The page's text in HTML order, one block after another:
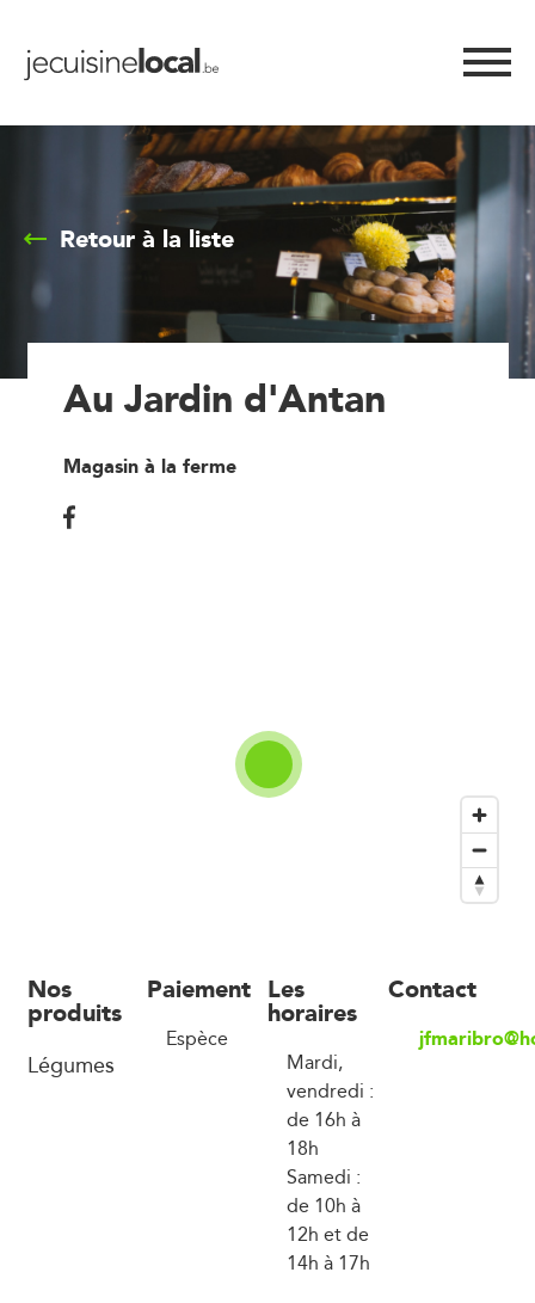
Retour à la liste
Au Jardin d'Antan
Magasin à la ferme
Nos
produits
Légumes
Paiement
Espèce
Les
horaires
Mardi,
vendredi :
de 16h à
18h
Samedi :
de 10h à
12h et de
14h à 17h
Contact